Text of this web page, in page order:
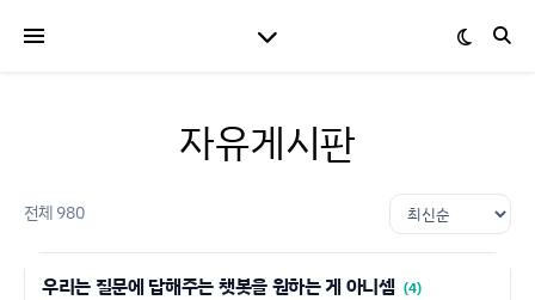
자유게시판
전체 980
우리는 질문에 답해주는 챗봇을 원하는 게 아니셈 (4)